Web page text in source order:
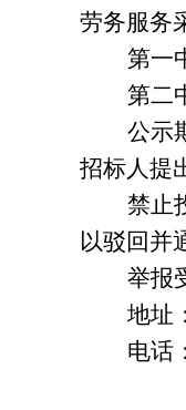
劳务服务
第一
第二
公示
招标人提
禁止
以驳回并
举报
地址
电话